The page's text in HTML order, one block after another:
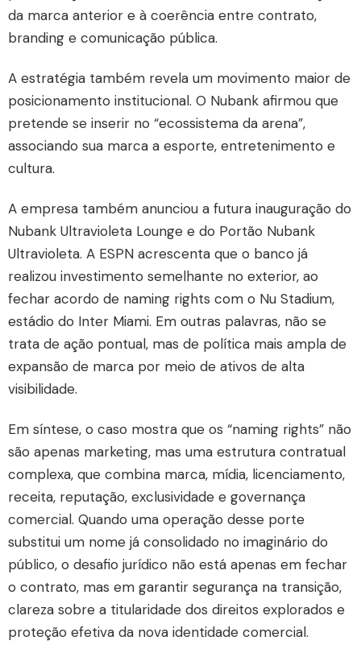
da marca anterior e à coerência entre contrato,
branding e comunicação pública.
A estratégia também revela um movimento maior de
posicionamento institucional. O Nubank afirmou que
pretende se inserir no “ecossistema da arena”,
associando sua marca a esporte, entretenimento e
cultura.
A empresa também anunciou a futura inauguração do
Nubank Ultravioleta Lounge e do Portão Nubank
Ultravioleta. A ESPN acrescenta que o banco já
realizou investimento semelhante no exterior, ao
fechar acordo de naming rights com o Nu Stadium,
estádio do Inter Miami. Em outras palavras, não se
trata de ação pontual, mas de política mais ampla de
expansão de marca por meio de ativos de alta
visibilidade.
Em síntese, o caso mostra que os “naming rights” não
são apenas marketing, mas uma estrutura contratual
complexa, que combina marca, mídia, licenciamento,
receita, reputação, exclusividade e governança
comercial. Quando uma operação desse porte
substitui um nome já consolidado no imaginário do
público, o desafio jurídico não está apenas em fechar
o contrato, mas em garantir segurança na transição,
clareza sobre a titularidade dos direitos explorados e
proteção efetiva da nova identidade comercial.